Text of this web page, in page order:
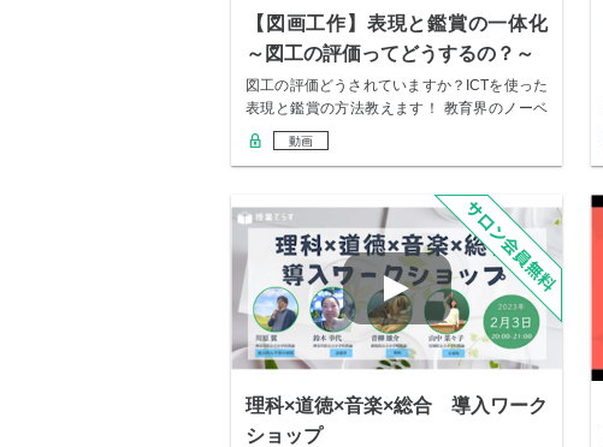
【図画工作】表現と鑑賞の一体化
～図工の評価ってどうするの？～
図工の評価どうされていますか？ICTを使った
表現と鑑賞の方法教えます！ 教育界のノーベ
ル賞…
動画
理科×道徳×音楽×総合 導入ワーク
ショップ